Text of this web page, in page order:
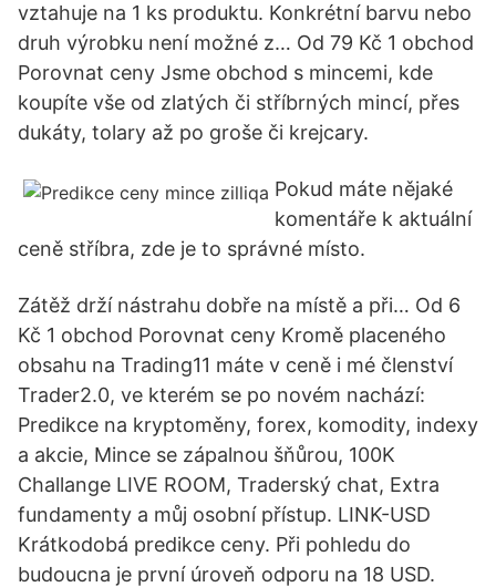
vztahuje na 1 ks produktu. Konkrétní barvu nebo
druh výrobku není možné z… Od 79 Kč 1 obchod
Porovnat ceny Jsme obchod s mincemi, kde
koupíte vše od zlatých či stříbrných mincí, přes
dukáty, tolary až po groše či krejcary.
Pokud máte nějaké
komentáře k aktuální
ceně stříbra, zde je to správné místo.
Zátěž drží nástrahu dobře na místě a při… Od 6
Kč 1 obchod Porovnat ceny Kromě placeného
obsahu na Trading11 máte v ceně i mé členství
Trader2.0, ve kterém se po novém nachází:
Predikce na kryptoměny, forex, komodity, indexy
a akcie, Mince se zápalnou šňůrou, 100K
Challange LIVE ROOM, Traderský chat, Extra
fundamenty a můj osobní přístup. LINK-USD
Krátkodobá predikce ceny. Při pohledu do
budoucna je první úroveň odporu na 18 USD.